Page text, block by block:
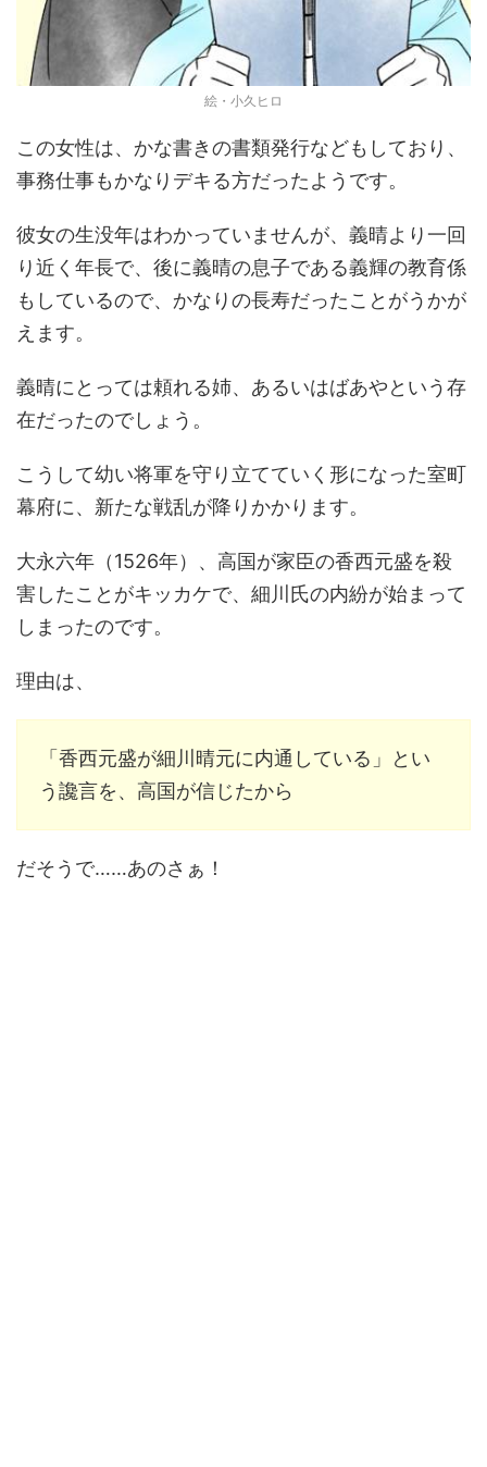
絵・小久ヒロ
この女性は、かな書きの書類発行などもしており、
事務仕事もかなりデキる方だったようです。
彼女の生没年はわかっていませんが、義晴より一回
り近く年長で、後に義晴の息子である義輝の教育係
もしているので、かなりの長寿だったことがうかが
えます。
義晴にとっては頼れる姉、あるいはばあやという存
在だったのでしょう。
こうして幼い将軍を守り立てていく形になった室町
幕府に、新たな戦乱が降りかかります。
大永六年（1526年）、高国が家臣の香西元盛を殺
害したことがキッカケで、細川氏の内紛が始まって
しまったのです。
理由は、
「香西元盛が細川晴元に内通している」とい
う讒言を、高国が信じたから
だそうで……あのさぁ！